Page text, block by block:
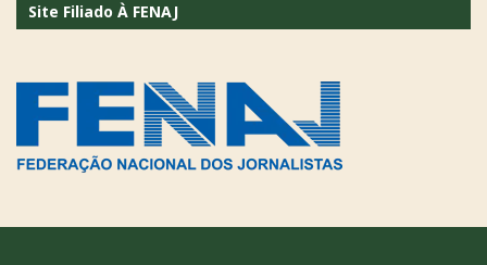
Site Filiado À FENAJ